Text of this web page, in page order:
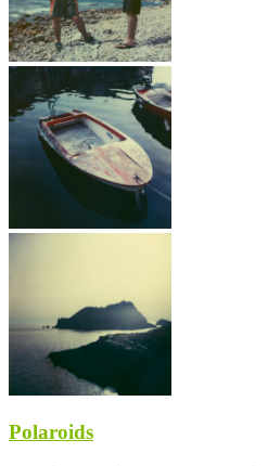
Polaroids